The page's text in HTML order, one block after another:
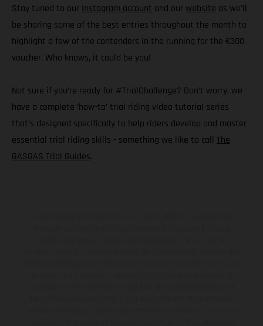
Stay tuned to our Instagram account and our website as we’ll
be sharing some of the best entries throughout the month to
highlight a few of the contenders in the running for the €300
voucher. Who knows, it could be you!
Not sure if you’re ready for #TrialChallenge? Don’t worry, we
have a complete ‘how-to’ trial riding video tutorial series
that’s designed specifically to help riders develop and master
essential trial riding skills - something we like to call The
GASGAS Trial Guides.